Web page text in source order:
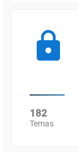
182
Temas